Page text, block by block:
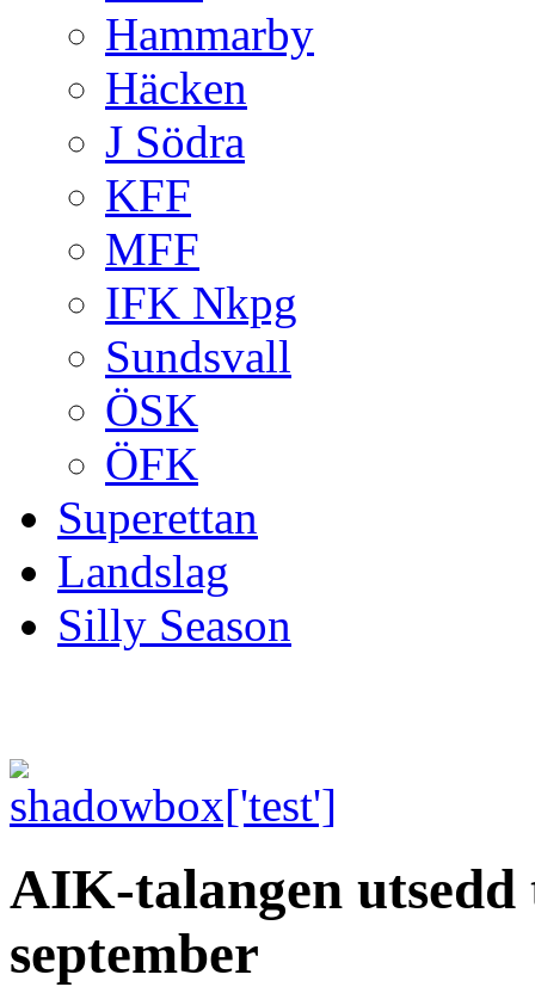
Hammarby
Häcken
J Södra
KFF
MFF
IFK Nkpg
Sundsvall
ÖSK
ÖFK
Superettan
Landslag
Silly Season
AIK-talangen utsedd
september